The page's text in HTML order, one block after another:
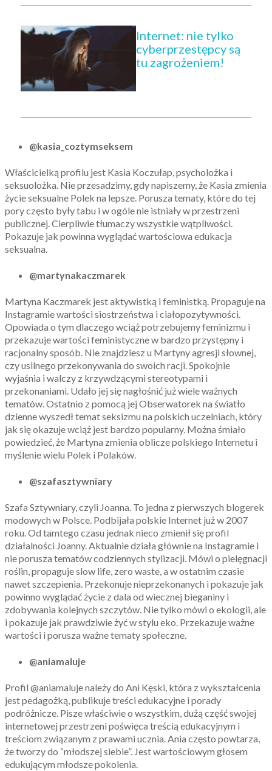
Internet: nie tylko
cyberprzestępcy są
tu zagrożeniem!
@kasia_coztymseksem
Właścicielką profilu jest Kasia Koczułap, psycholożka i
seksuolożka. Nie przesadzimy, gdy napiszemy, że Kasia zmienia
życie seksualne Polek na lepsze. Porusza tematy, które do tej
pory często były tabu i w ogóle nie istniały w przestrzeni
publicznej. Cierpliwie tłumaczy wszystkie wątpliwości.
Pokazuje jak powinna wyglądać wartościowa edukacja
seksualna.
@martynakaczmarek
Martyna Kaczmarek jest aktywistką i feministką. Propaguje na
Instagramie wartości siostrzeństwa i ciałopozytywności.
Opowiada o tym dlaczego wciąż potrzebujemy feminizmu i
przekazuje wartości feministyczne w bardzo przystępny i
racjonalny sposób. Nie znajdziesz u Martyny agresji słownej,
czy usilnego przekonywania do swoich racji. Spokojnie
wyjaśnia i walczy z krzywdzącymi stereotypami i
przekonaniami. Udało jej się nagłośnić już wiele ważnych
tematów. Ostatnio z pomocą jej Obserwatorek na światło
dzienne wyszedł temat seksizmu na polskich uczelniach, który
jak się okazuje wciąż jest bardzo popularny. Można śmiało
powiedzieć, że Martyna zmienia oblicze polskiego Internetu i
myślenie wielu Polek i Polaków.
@szafasztywniary
Szafa Sztywniary, czyli Joanna. To jedna z pierwszych blogerek
modowych w Polsce. Podbijała polskie Internet już w 2007
roku. Od tamtego czasu jednak nieco zmienił się profil
działalności Joanny. Aktualnie działa głównie na Instagramie i
nie porusza tematów codziennych stylizacji. Mówi o pielęgnacji
roślin, propaguje slow life, zero waste, a w ostatnim czasie
nawet szczepienia. Przekonuje nieprzekonanych i pokazuje jak
powinno wyglądać życie z dala od wiecznej bieganiny i
zdobywania kolejnych szczytów. Nie tylko mówi o ekologii, ale
i pokazuje jak prawdziwie żyć w stylu eko. Przekazuje ważne
wartości i porusza ważne tematy społeczne.
@aniamaluje
Profil @aniamaluje należy do Ani Kęski, która z wykształcenia
jest pedagożką, publikuje treści edukacyjne i porady
podróżnicze. Pisze właściwie o wszystkim, dużą część swojej
internetowej przestrzeni poświęca treścią edukacyjnym i
treściom związanym z prawami ucznia. Ania często powtarza,
że tworzy do “młodszej siebie”. Jest wartościowym głosem
edukującym młodsze pokolenia.